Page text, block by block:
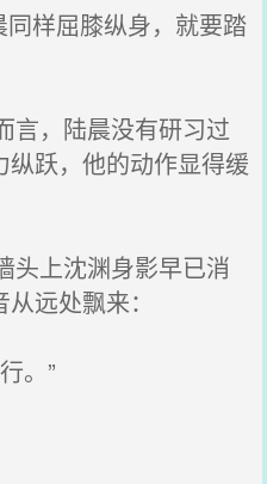
样屈膝纵身，就要踏
，陆晨没有研习过
跃，他的动作显得缓
上沈渊身影早已消
远处飘来：
。”